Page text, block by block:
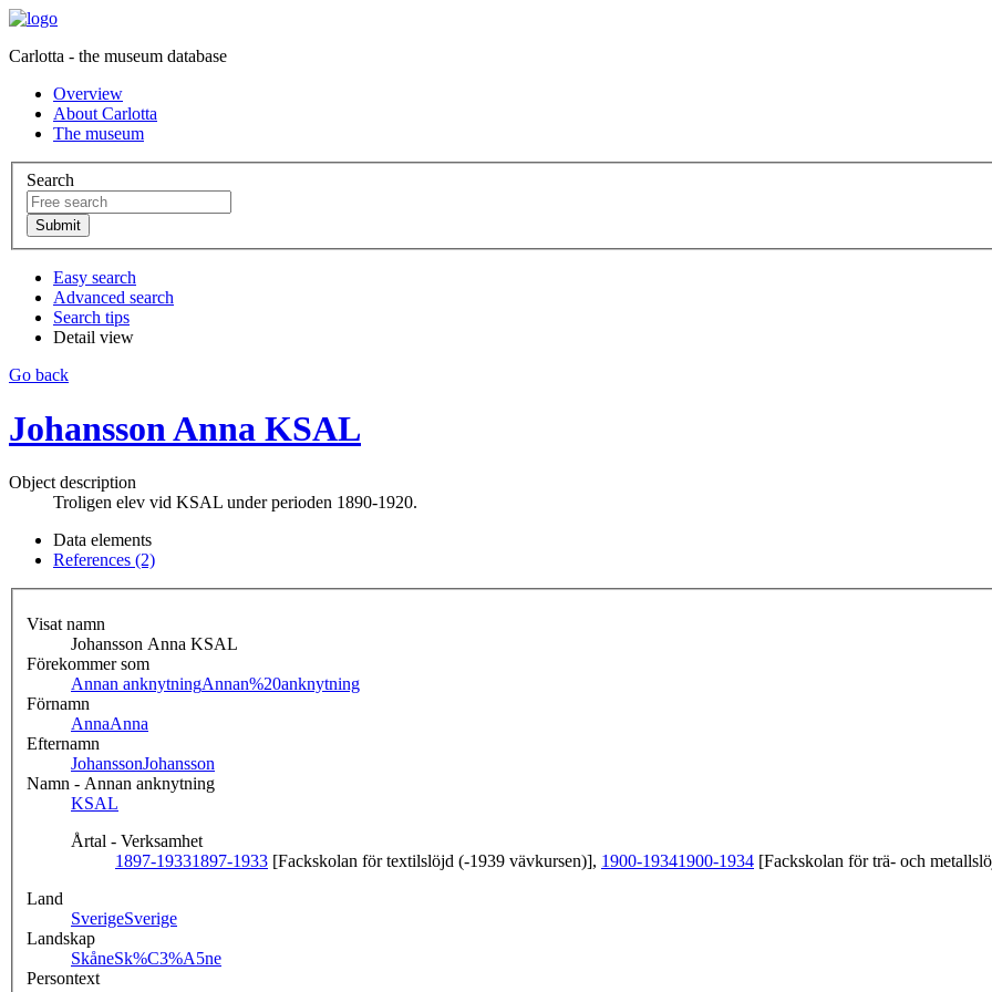
Carlotta - the museum database
Overview
About Carlotta
The museum
Search
Easy search
Advanced search
Search tips
Detail view
Go back
Johansson Anna KSAL
Object description
Troligen elev vid KSAL under perioden 1890-1920.
Data elements
References (2)
Visat namn
Johansson Anna KSAL
Förekommer som
Annan anknytningAnnan%20anknytning
Förnamn
AnnaAnna
Efternamn
JohanssonJohansson
Namn - Annan anknytning
KSAL
Årtal - Verksamhet
1897-19331897-1933 [Fackskolan för textilslöjd (-1939 vävkursen)], 1900-19341900-1934 [Fackskolan för trä- och
Land
SverigeSverige
Landskap
SkåneSk%C3%A5ne
Persontext